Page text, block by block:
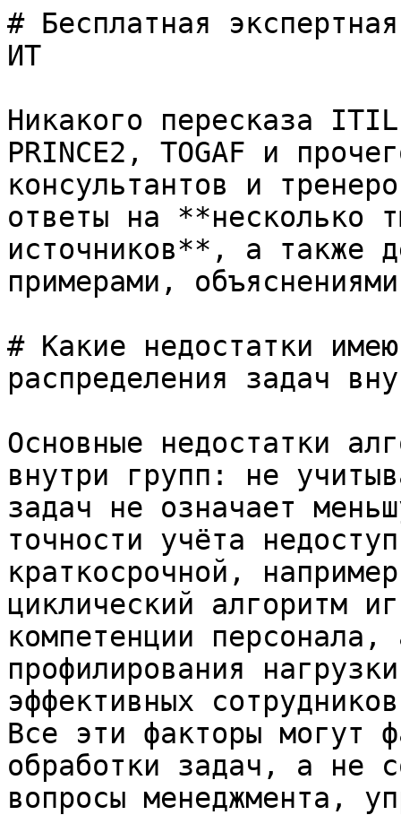
# Бесплатная
ИТ
Никакого пересказа
PRINCE2, TOGAF и
консультантов и
ответы на **несколько
источников**, а также
примерами,
# Какие недостатки
распределения задач
Основные недостатки
внутри групп: не
задач не означает
точности учёта
краткосрочной,
циклический алгоритм
компетенции
профилирования
эффективных
Все эти факторы могут
обработки задач, а не
вопросы менеджмента,